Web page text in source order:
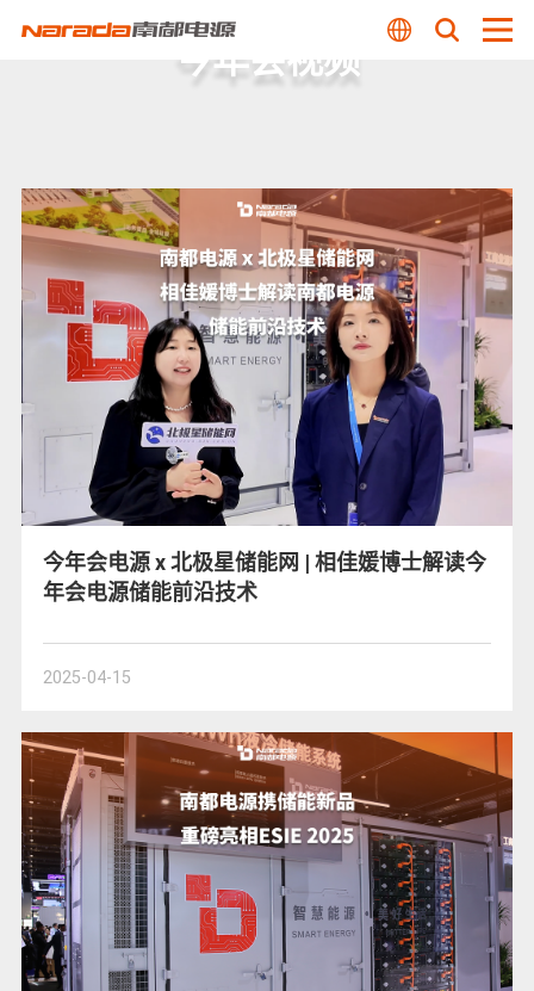
今年会视频
今年会电源 x 北极星储能网 | 相佳媛博士解读今
年会电源储能前沿技术
2025-04-15